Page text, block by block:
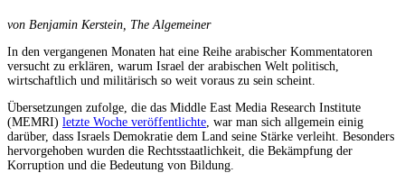
von Benjamin Kerstein, The Algemeiner
In den vergangenen Monaten hat eine Reihe arabischer Kommentatoren
versucht zu erklären, warum Israel der arabischen Welt politisch,
wirtschaftlich und militärisch so weit voraus zu sein scheint.
Übersetzungen zufolge, die das Middle East Media Research Institute
(MEMRI) letzte Woche veröffentlichte , war man sich allgemein einig
darüber, dass Israels Demokratie dem Land seine Stärke verleiht. Besonders
hervorgehoben wurden die Rechtsstaatlichkeit, die Bekämpfung der
Korruption und die Bedeutung von Bildung.